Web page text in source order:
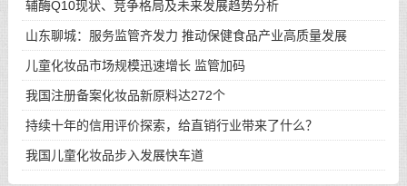
辅酶Q10现状、竞争格局及未来发展趋势分析
山东聊城：服务监管齐发力 推动保健食品产业高质量发展
儿童化妆品市场规模迅速增长 监管加码
我国注册备案化妆品新原料达272个
持续十年的信用评价探索，给直销行业带来了什么？
我国儿童化妆品步入发展快车道